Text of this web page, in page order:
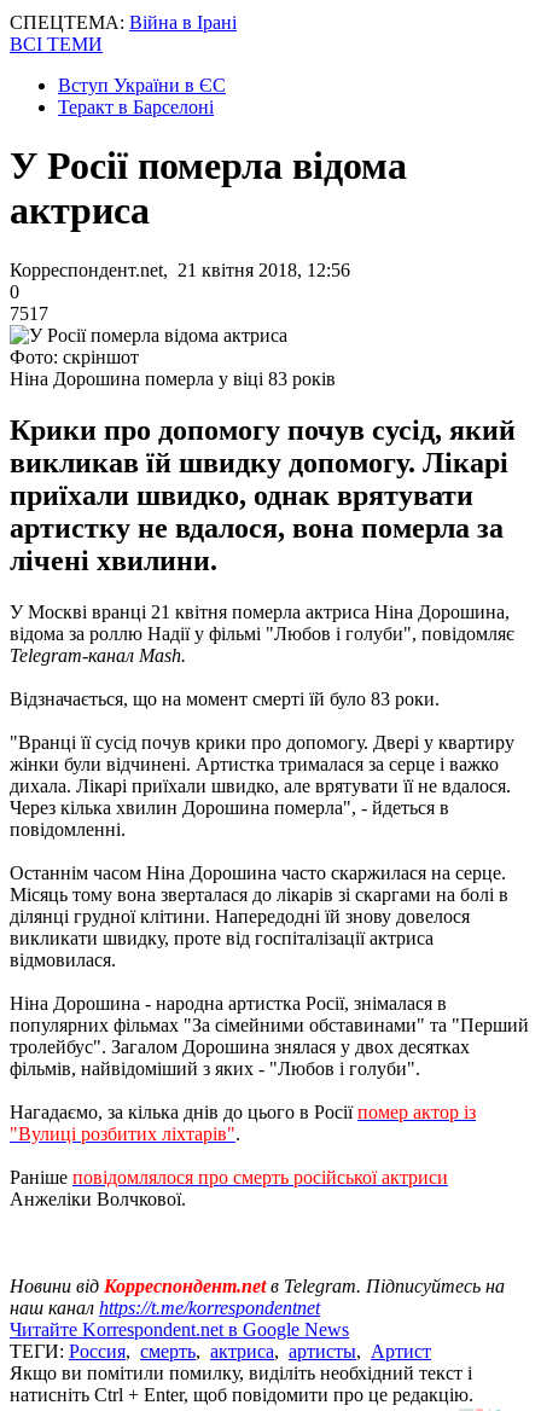
СПЕЦТЕМА: Війна в Ірані
ВСІ ТЕМИ
Вступ України в ЄС
Теракт в Барселоні
У Росії померла відома
актриса
Корреспондент.net, 21 квітня 2018, 12:56
0
7517
Фото: скріншот
Ніна Дорошина померла у віці 83 років
Крики про допомогу почув сусід, який
викликав їй швидку допомогу. Лікарі
приїхали швидко, однак врятувати
артистку не вдалося, вона померла за
лічені хвилини.
У Москві вранці 21 квітня померла актриса Ніна Дорошина,
відома за роллю Надії у фільмі "Любов і голуби", повідомляє
Telegram-канал Mash.
Відзначається, що на момент смерті їй було 83 роки.
"Вранці її сусід почув крики про допомогу. Двері у квартиру
жінки були відчинені. Артистка трималася за серце і важко
дихала. Лікарі приїхали швидко, але врятувати її не вдалося.
Через кілька хвилин Дорошина померла", - йдеться в
повідомленні.
Останнім часом Ніна Дорошина часто скаржилася на серце.
Місяць тому вона зверталася до лікарів зі скаргами на болі в
ділянці грудної клітини. Напередодні їй знову довелося
викликати швидку, проте від госпіталізації актриса
відмовилася.
Ніна Дорошина - народна артистка Росії, знімалася в
популярних фільмах "За сімейними обставинами" та "Перший
тролейбус". Загалом Дорошина знялася у двох десятках
фільмів, найвідоміший з яких - "Любов і голуби".
Нагадаємо, за кілька днів до цього в Росіїпомер актор із
"Вулицi розбитих ліхтарів".
Раніше повідомлялося про смерть російської актриси
Анжеліки Волчкової.
Новини від Корреспондент.netв Telegram. Підписуйтесь на
наш канал https://t.me/korrespondentnet
Читайте Korrespondent.net в Google News
ТЕГИ: Россия, смерть, актриса, артисты, Артист
Якщо ви помітили помилку, виділіть необхідний текст і
натисніть Ctrl + Enter, щоб повідомити про це редакцію.